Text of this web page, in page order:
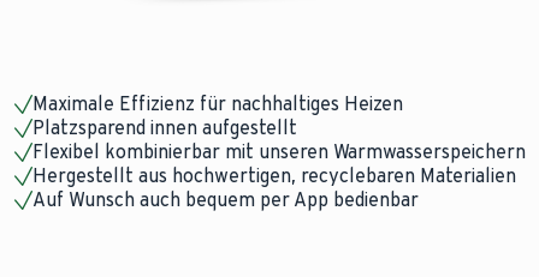
Maximale Effizienz für nachhaltiges Heizen
Platzsparend innen aufgestellt
Flexibel kombinierbar mit unseren Warmwasserspeichern
Hergestellt aus hochwertigen, recyclebaren Materialien
Auf Wunsch auch bequem per App bedienbar